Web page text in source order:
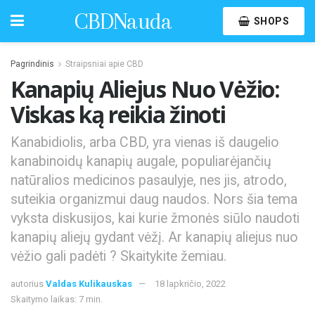
CBDNauda SHOPS
Pagrindinis Straipsniai apie CBD
Kanapių Aliejus Nuo Vėžio:
Viskas ką reikia žinoti
Kanabidiolis, arba CBD, yra vienas iš daugelio
kanabinoidų kanapių augale, populiarėjančių
natūralios medicinos pasaulyje, nes jis, atrodo,
suteikia organizmui daug naudos. Nors šia tema
vyksta diskusijos, kai kurie žmonės siūlo naudoti
kanapių aliejų gydant vėžį. Ar kanapių aliejus nuo
vėžio gali padėti ? Skaitykite žemiau.
autorius Valdas Kulikauskas
18 lapkričio, 2022
Skaitymo laikas: 7 min.